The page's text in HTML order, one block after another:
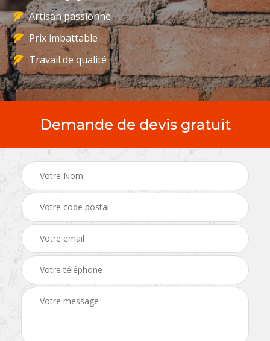
Artisan passionné
Prix imbattable
Travail de qualité
Demande de devis gratuit